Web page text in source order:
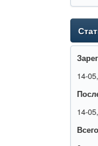
14-
14-